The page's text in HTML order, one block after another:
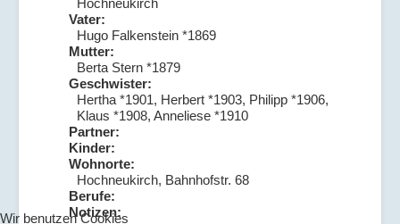
Vater:
Hugo Falkenstein *1869
Mutter:
Berta Stern *1879
Geschwister:
Hertha *1901, Herbert *1903, Philipp *1906,
Klaus *1908, Anneliese *1910
Partner:
Kinder:
Wohnorte:
Hochneukirch, Bahnhofstr. 68
Berufe:
Notizen:
Wir benutzen Cookies